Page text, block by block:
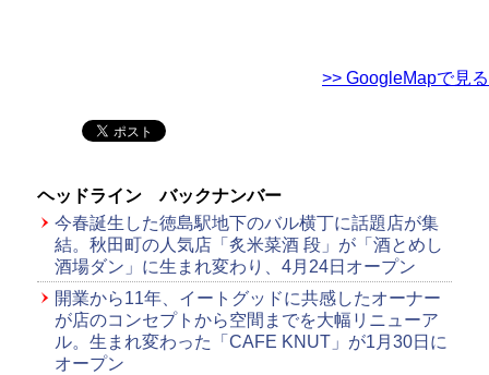
>> GoogleMapで見る
ヘッドライン バックナンバー
今春誕生した徳島駅地下のバル横丁に話題店が集
結。秋田町の人気店「炙米菜酒 段」が「酒とめし
酒場ダン」に生まれ変わり、4月24日オープン
開業から11年、イートグッドに共感したオーナー
が店のコンセプトから空間までを大幅リニューア
ル。生まれ変わった「CAFE KNUT」が1月30日に
オープン